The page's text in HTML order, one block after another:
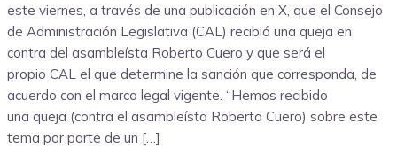
este viernes, a través de una publicación en X, que el Consejo
de Administración Legislativa (CAL) recibió una queja en
contra del asambleísta Roberto Cuero y que será el
propio CAL el que determine la sanción que corresponda, de
acuerdo con el marco legal vigente. “Hemos recibido
una queja (contra el asambleísta Roberto Cuero) sobre este
tema por parte de un […]